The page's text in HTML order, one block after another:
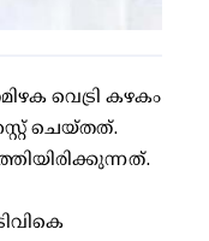
വെട്രി കഴകം
ചെയ്തത്.